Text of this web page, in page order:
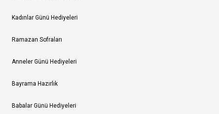
Kadınlar Günü Hediyeleri
Ramazan Sofraları
Anneler Günü Hediyeleri
Bayrama Hazırlık
Babalar Günü Hediyeleri